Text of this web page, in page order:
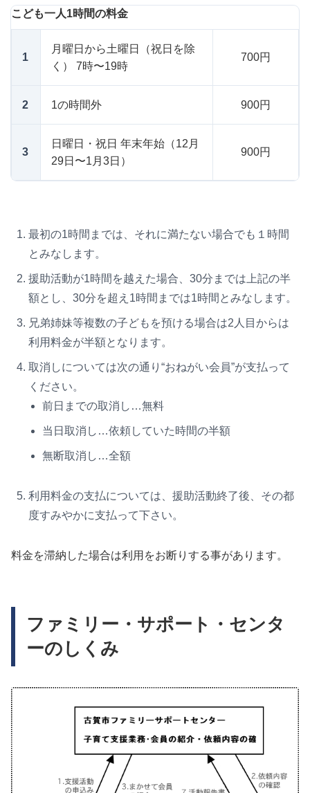
こども一人1時間の料金
1
月曜日から土曜日（祝日を除
く） 7時〜19時
700円
2 1の時間外 900円
3
日曜日・祝日 年末年始（12月
29日〜1月3日）
900円
最初の1時間までは、それに満たない場合でも１時間
とみなします。
援助活動が1時間を越えた場合、30分までは上記の半
額とし、30分を超え1時間までは1時間とみなします。
兄弟姉妹等複数の子どもを預ける場合は2人目からは
利用料金が半額となります。
取消しについては次の通り“おねがい会員”が支払って
ください。
前日までの取消し…無料
当日取消し…依頼していた時間の半額
無断取消し…全額
利用料金の支払については、援助活動終了後、その都
度すみやかに支払って下さい。
料金を滞納した場合は利用をお断りする事があります。
ファミリー・サポート・センタ
ーのしくみ